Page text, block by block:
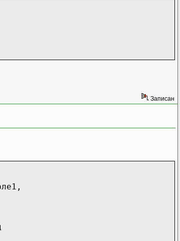
Записан